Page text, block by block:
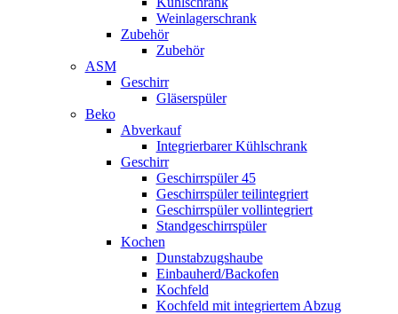
Weinlagerschrank
Zubehör
Zubehör
ASM
Geschirr
Gläserspüler
Beko
Abverkauf
Integrierbarer Kühlschrank
Geschirr
Geschirrspüler 45
Geschirrspüler teilintegriert
Geschirrspüler vollintegriert
Standgeschirrspüler
Kochen
Dunstabzugshaube
Einbauherd/Backofen
Kochfeld
Kochfeld mit integriertem Abzug